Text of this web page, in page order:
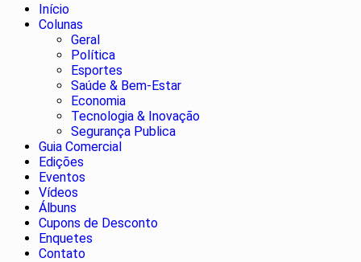
Início
Colunas
Geral
Política
Esportes
Saúde & Bem-Estar
Economia
Tecnologia & Inovação
Segurança Publica
Guia Comercial
Edições
Eventos
Vídeos
Álbuns
Cupons de Desconto
Enquetes
Contato